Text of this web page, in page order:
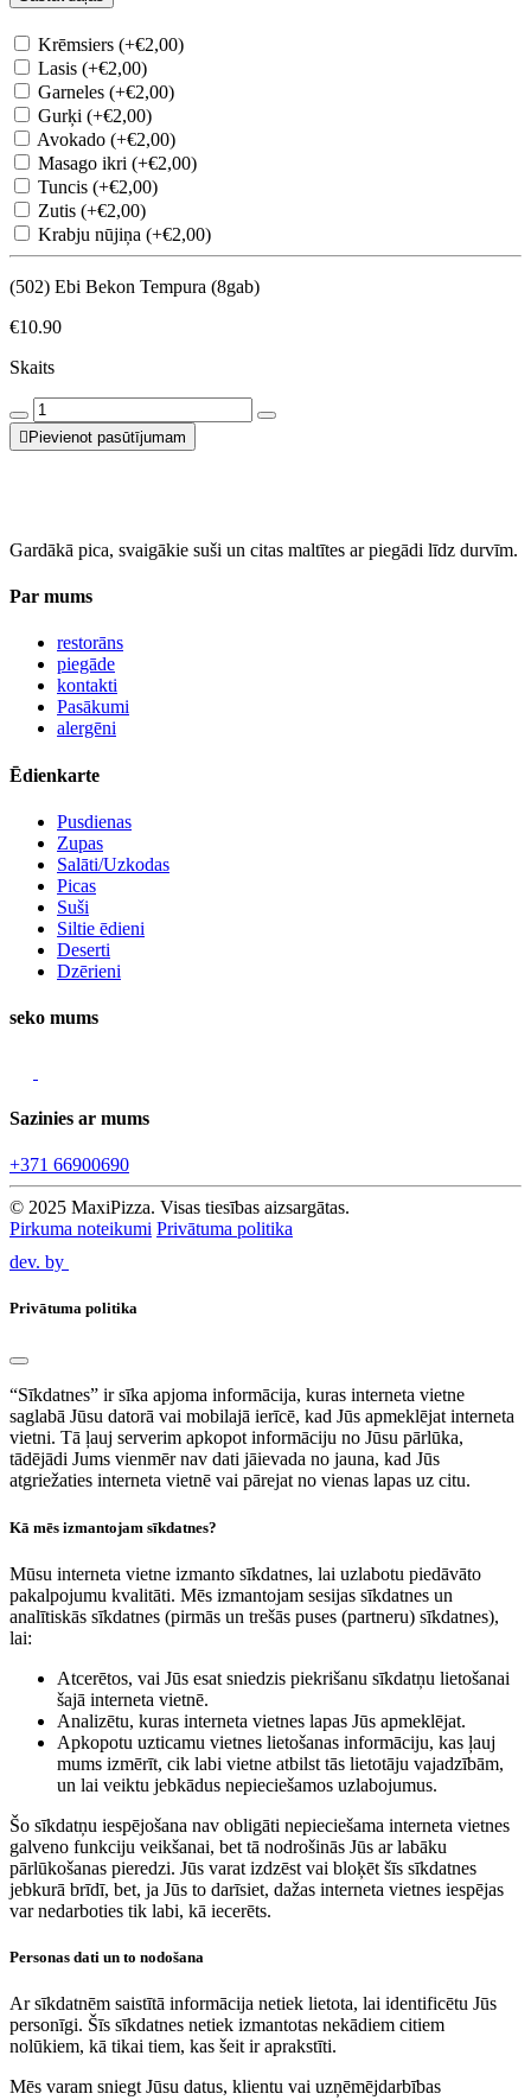
Krēmsiers (+€2,00)
Lasis (+€2,00)
Garneles (+€2,00)
Gurķi (+€2,00)
Avokado (+€2,00)
Masago ikri (+€2,00)
Tuncis (+€2,00)
Zutis (+€2,00)
Krabju nūjiņa (+€2,00)
(502) Ebi Bekon Tempura (8gab)
€10.90
Skaits
Pievienot pasūtījumam
Gardākā pica, svaigākie suši un citas maltītes ar piegādi līdz durvīm.
Par mums
restorāns
piegāde
kontakti
Pasākumi
alergēni
Ēdienkarte
Pusdienas
Zupas
Salāti/Uzkodas
Picas
Suši
Siltie ēdieni
Deserti
Dzērieni
seko mums
Sazinies ar mums
+371 66900690
© 2025 MaxiPizza. Visas tiesības aizsargātas.
Pirkuma noteikumi Privātuma politika
dev. by
Privātuma politika
“Sīkdatnes” ir sīka apjoma informācija, kuras interneta vietne
saglabā Jūsu datorā vai mobilajā ierīcē, kad Jūs apmeklējat interneta
vietni. Tā ļauj serverim apkopot informāciju no Jūsu pārlūka,
tādējādi Jums vienmēr nav dati jāievada no jauna, kad Jūs
atgriežaties interneta vietnē vai pārejat no vienas lapas uz citu.
Kā mēs izmantojam sīkdatnes?
Mūsu interneta vietne izmanto sīkdatnes, lai uzlabotu piedāvāto
pakalpojumu kvalitāti. Mēs izmantojam sesijas sīkdatnes un
analītiskās sīkdatnes (pirmās un trešās puses (partneru) sīkdatnes),
lai:
Atcerētos, vai Jūs esat sniedzis piekrišanu sīkdatņu lietošanai
šajā interneta vietnē.
Analizētu, kuras interneta vietnes lapas Jūs apmeklējat.
Apkopotu uzticamu vietnes lietošanas informāciju, kas ļauj
mums izmērīt, cik labi vietne atbilst tās lietotāju vajadzībām,
un lai veiktu jebkādus nepieciešamos uzlabojumus.
Šo sīkdatņu iespējošana nav obligāti nepieciešama interneta vietnes
galveno funkciju veikšanai, bet tā nodrošinās Jūs ar labāku
pārlūkošanas pieredzi. Jūs varat izdzēst vai bloķēt šīs sīkdatnes
jebkurā brīdī, bet, ja Jūs to darīsiet, dažas interneta vietnes iespējas
var nedarboties tik labi, kā iecerēts.
Personas dati un to nodošana
Ar sīkdatnēm saistītā informācija netiek lietota, lai identificētu Jūs
personīgi. Šīs sīkdatnes netiek izmantotas nekādiem citiem
nolūkiem, kā tikai tiem, kas šeit ir aprakstīti.
Mēs varam sniegt Jūsu datus, klientu vai uzņēmējdarbības